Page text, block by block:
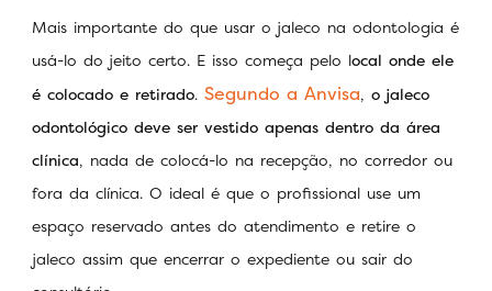
Mais importante do que usar o jaleco na odontologia é
usá-lo do jeito certo. E isso começa pelo local onde ele
é colocado e retirado. Segundo a Anvisa, o jaleco
odontológico deve ser vestido apenas dentro da área
clínica, nada de colocá-lo na recepção, no corredor ou
fora da clínica. O ideal é que o profissional use um
espaço reservado antes do atendimento e retire o
jaleco assim que encerrar o expediente ou sair do